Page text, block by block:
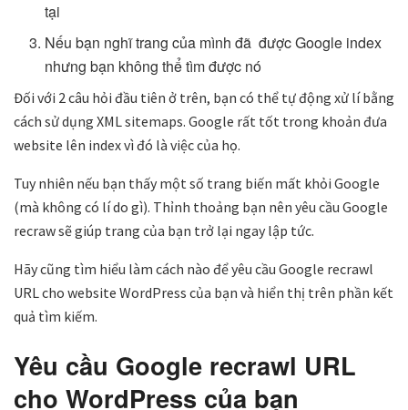
tại
Nếu bạn nghĩ trang của mình đã được Google index
nhưng bạn không thể tìm được nó
Đối với 2 câu hỏi đầu tiên ở trên, bạn có thể tự động xử lí bằng
cách sử dụng XML sitemaps. Google rất tốt trong khoản đưa
website lên index vì đó là việc của họ.
Tuy nhiên nếu bạn thấy một số trang biến mất khỏi Google
(mà không có lí do gì). Thỉnh thoảng bạn nên yêu cầu Google
recraw sẽ giúp trang của bạn trở lại ngay lập tức.
Hãy cũng tìm hiểu làm cách nào để yêu cầu Google recrawl
URL cho website WordPress của bạn và hiển thị trên phần kết
quả tìm kiếm.
Yêu cầu Google recrawl URL
cho WordPress của bạn